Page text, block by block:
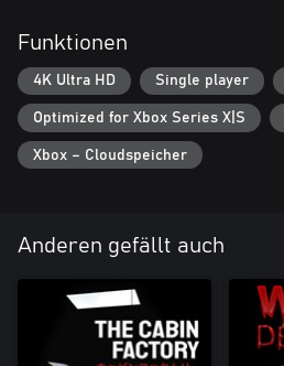
Funktionen
4K Ultra HD Single player
Optimized for Xbox Series X|S
Xbox – Cloudspeicher
Anderen gefällt auch